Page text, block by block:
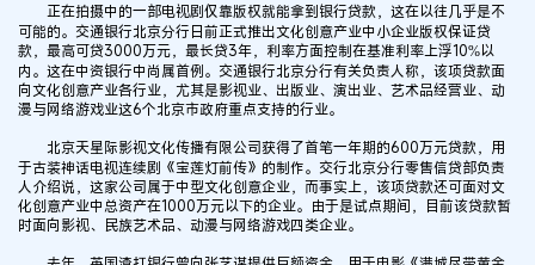
正在拍摄中的一部电视剧仅靠版权就能拿到银行贷款，这在以往几乎是不
可能的。交通银行北京分行日前正式推出文化创意产业中小企业版权保证贷
款，最高可贷3000万元，最长贷3年，利率方面控制在基准利率上浮10%以
内。这在中资银行中尚属首例。交通银行北京分行有关负责人称，该项贷款面
向文化创意产业各行业，尤其是影视业、出版业、演出业、艺术品经营业、动
漫与网络游戏业这6个北京市政府重点支持的行业。
北京天星际影视文化传播有限公司获得了首笔一年期的600万元贷款，用
于古装神话电视连续剧《宝莲灯前传》的制作。交行北京分行零售信贷部负责
人介绍说，这家公司属于中型文化创意企业，而事实上，该项贷款还可面对文
化创意产业中总资产在1000万元以下的企业。由于是试点期间，目前该贷款暂
时面向影视、民族艺术品、动漫与网络游戏四类企业。